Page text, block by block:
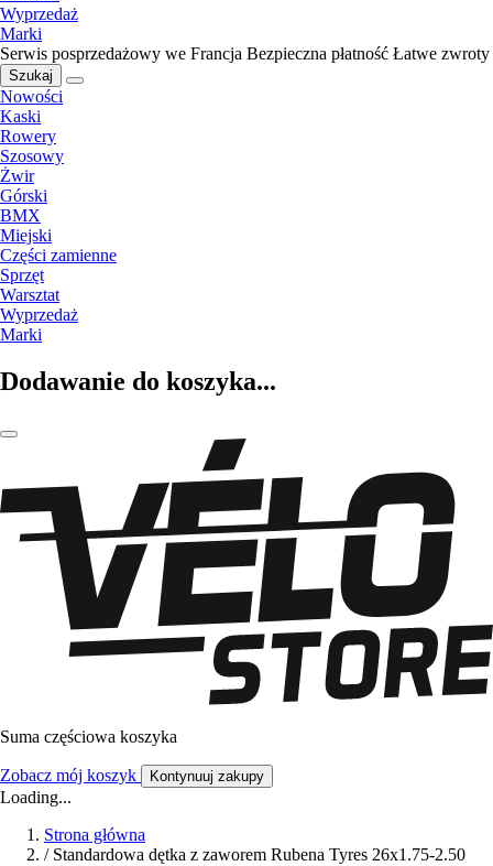
Wyprzedaż
Marki
Serwis posprzedażowy we Francja Bezpieczna płatność Łatwe zwroty
Szukaj
Nowości
Kaski
Rowery
Szosowy
Żwir
Górski
BMX
Miejski
Części zamienne
Sprzęt
Warsztat
Wyprzedaż
Marki
Dodawanie do koszyka...
Suma częściowa koszyka
Zobacz mój koszyk Kontynuuj zakupy
Loading...
Strona główna
/ Standardowa dętka z zaworem Rubena Tyres 26x1.75-2.50